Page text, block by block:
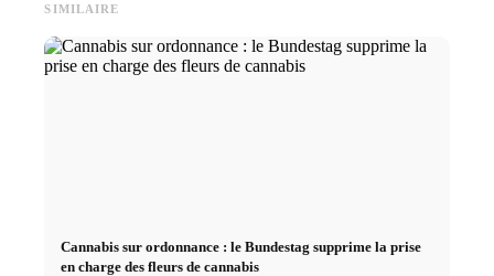
SIMILAIRE
Cannabis sur ordonnance : le Bundestag supprime la prise
en charge des fleurs de cannabis